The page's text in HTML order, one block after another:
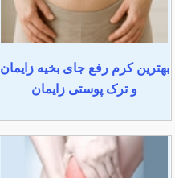
بهترین کرم رفع جای بخیه زایمان
و ترک پوستی زایمان